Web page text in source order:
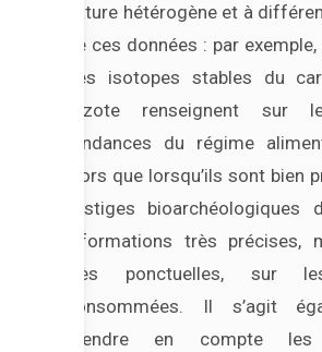
nature hétérogène et à
de ces données : par
des isotopes stables du
l’azote renseignent sur
tendances du régime
alors que lorsqu’ils sont bien
vestiges bioarchéologiques
informations très précises,
très ponctuelles, sur
consommées. Il s’agit
prendre en compte les